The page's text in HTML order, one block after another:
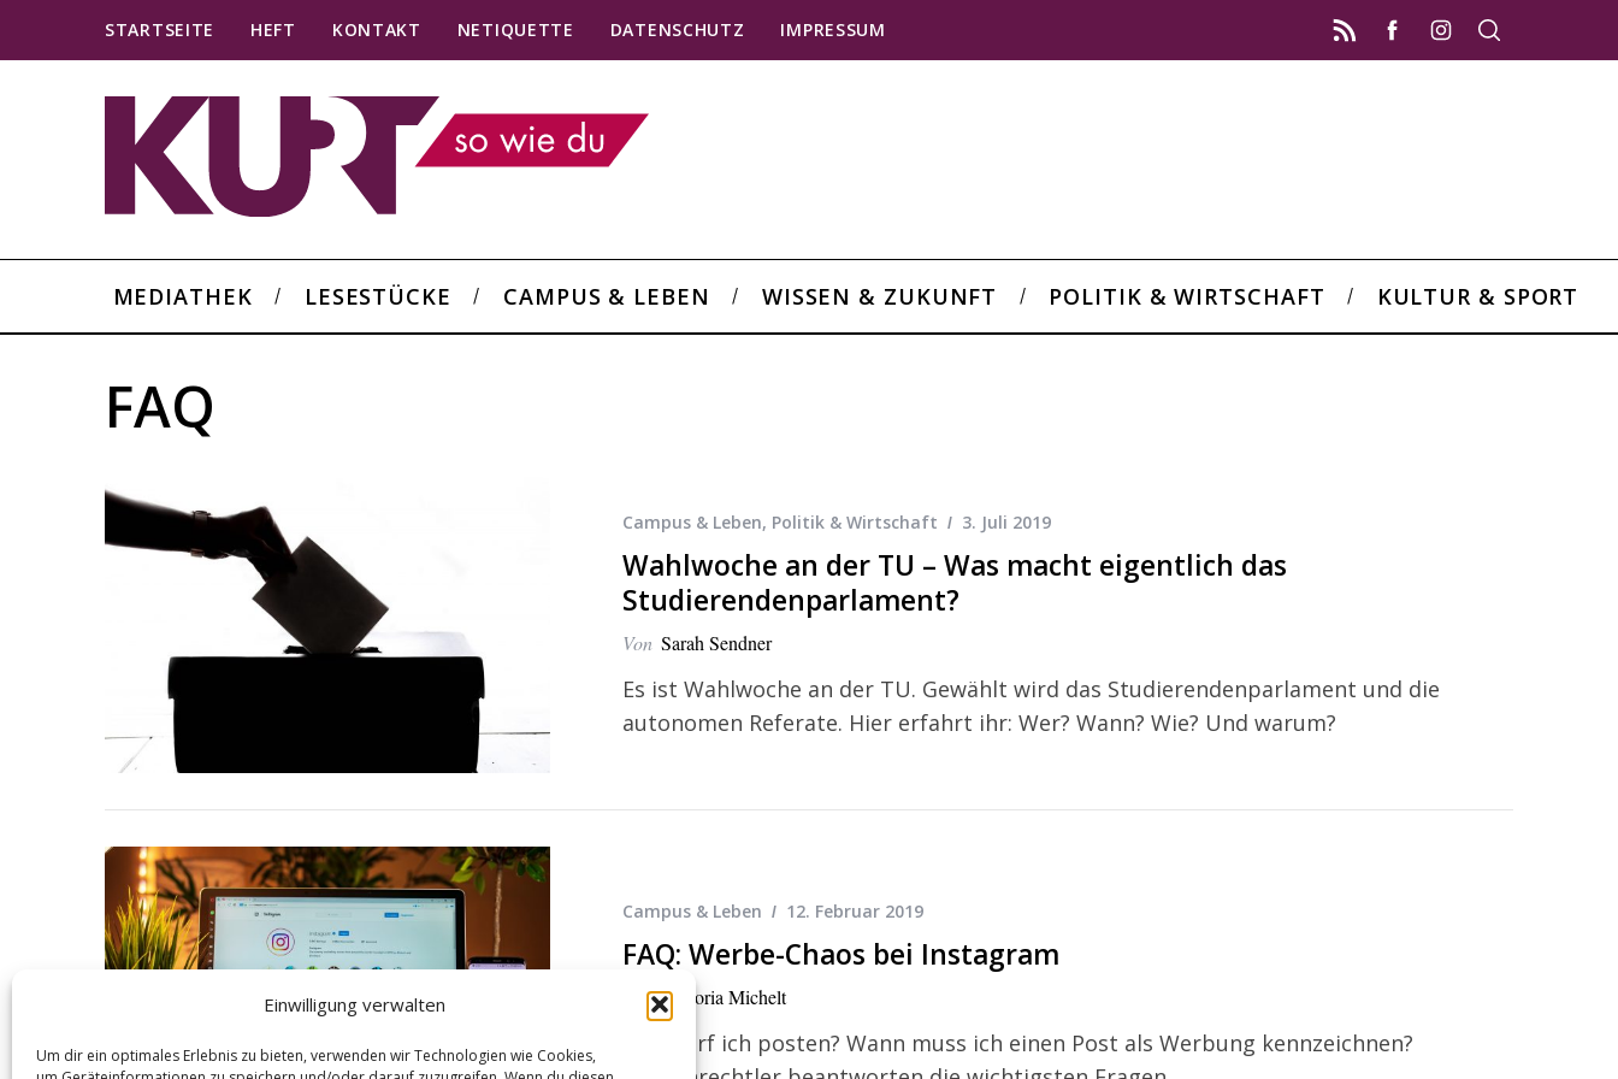
Einwilligung verwalten
Um dir ein optimales Erlebnis zu bieten, verwenden wir Technologien wie Cookies,
STARTSEITE HEFT KONTAKT NETIQUETTE DATENSCHUTZ IMPRESSUM
MEDIATHEK LESESTÜCKE CAMPUS & LEBEN WISSEN & ZUKUNFT POLITIK & WIRTSCHAFT KULTUR & SPORT
FAQ
Campus & Leben, Politik & Wirtschaft 3. Juli 2019
Wahlwoche an der TU – Was macht eigentlich das
Studierendenparlament?
Von Sarah Sendner
Es ist Wahlwoche an der TU. Gewählt wird das Studierendenparlament und die
autonomen Referate. Hier erfahrt ihr: Wer? Wann? Wie? Und warum?
Campus & Leben 12. Februar 2019
FAQ: Werbe-Chaos bei Instagram
Von Viktoria Michelt
Was darf ich posten? Wann muss ich einen Post als Werbung kennzeichnen?
S
e
: